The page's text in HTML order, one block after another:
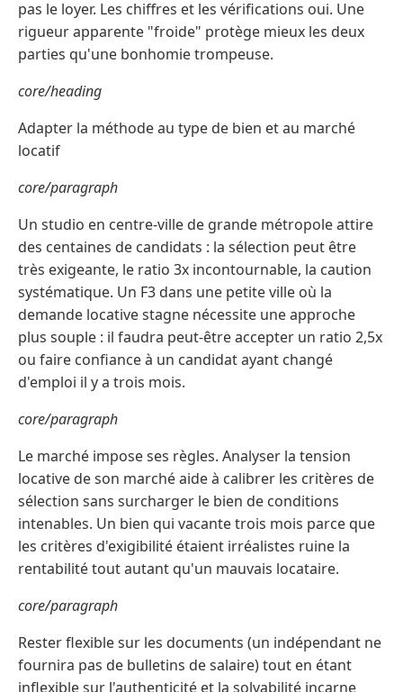
pas le loyer. Les chiffres et les vérifications oui. Une
rigueur apparente "froide" protège mieux les deux
parties qu'une bonhomie trompeuse.
core/heading
Adapter la méthode au type de bien et au marché
locatif
core/paragraph
Un studio en centre-ville de grande métropole attire
des centaines de candidats : la sélection peut être
très exigeante, le ratio 3x incontournable, la caution
systématique. Un F3 dans une petite ville où la
demande locative stagne nécessite une approche
plus souple : il faudra peut-être accepter un ratio 2,5x
ou faire confiance à un candidat ayant changé
d'emploi il y a trois mois.
core/paragraph
Le marché impose ses règles. Analyser la tension
locative de son marché aide à calibrer les critères de
sélection sans surcharger le bien de conditions
intenables. Un bien qui vacante trois mois parce que
les critères d'exigibilité étaient irréalistes ruine la
rentabilité tout autant qu'un mauvais locataire.
core/paragraph
Rester flexible sur les documents (un indépendant ne
fournira pas de bulletins de salaire) tout en étant
inflexible sur l'authenticité et la solvabilité incarne